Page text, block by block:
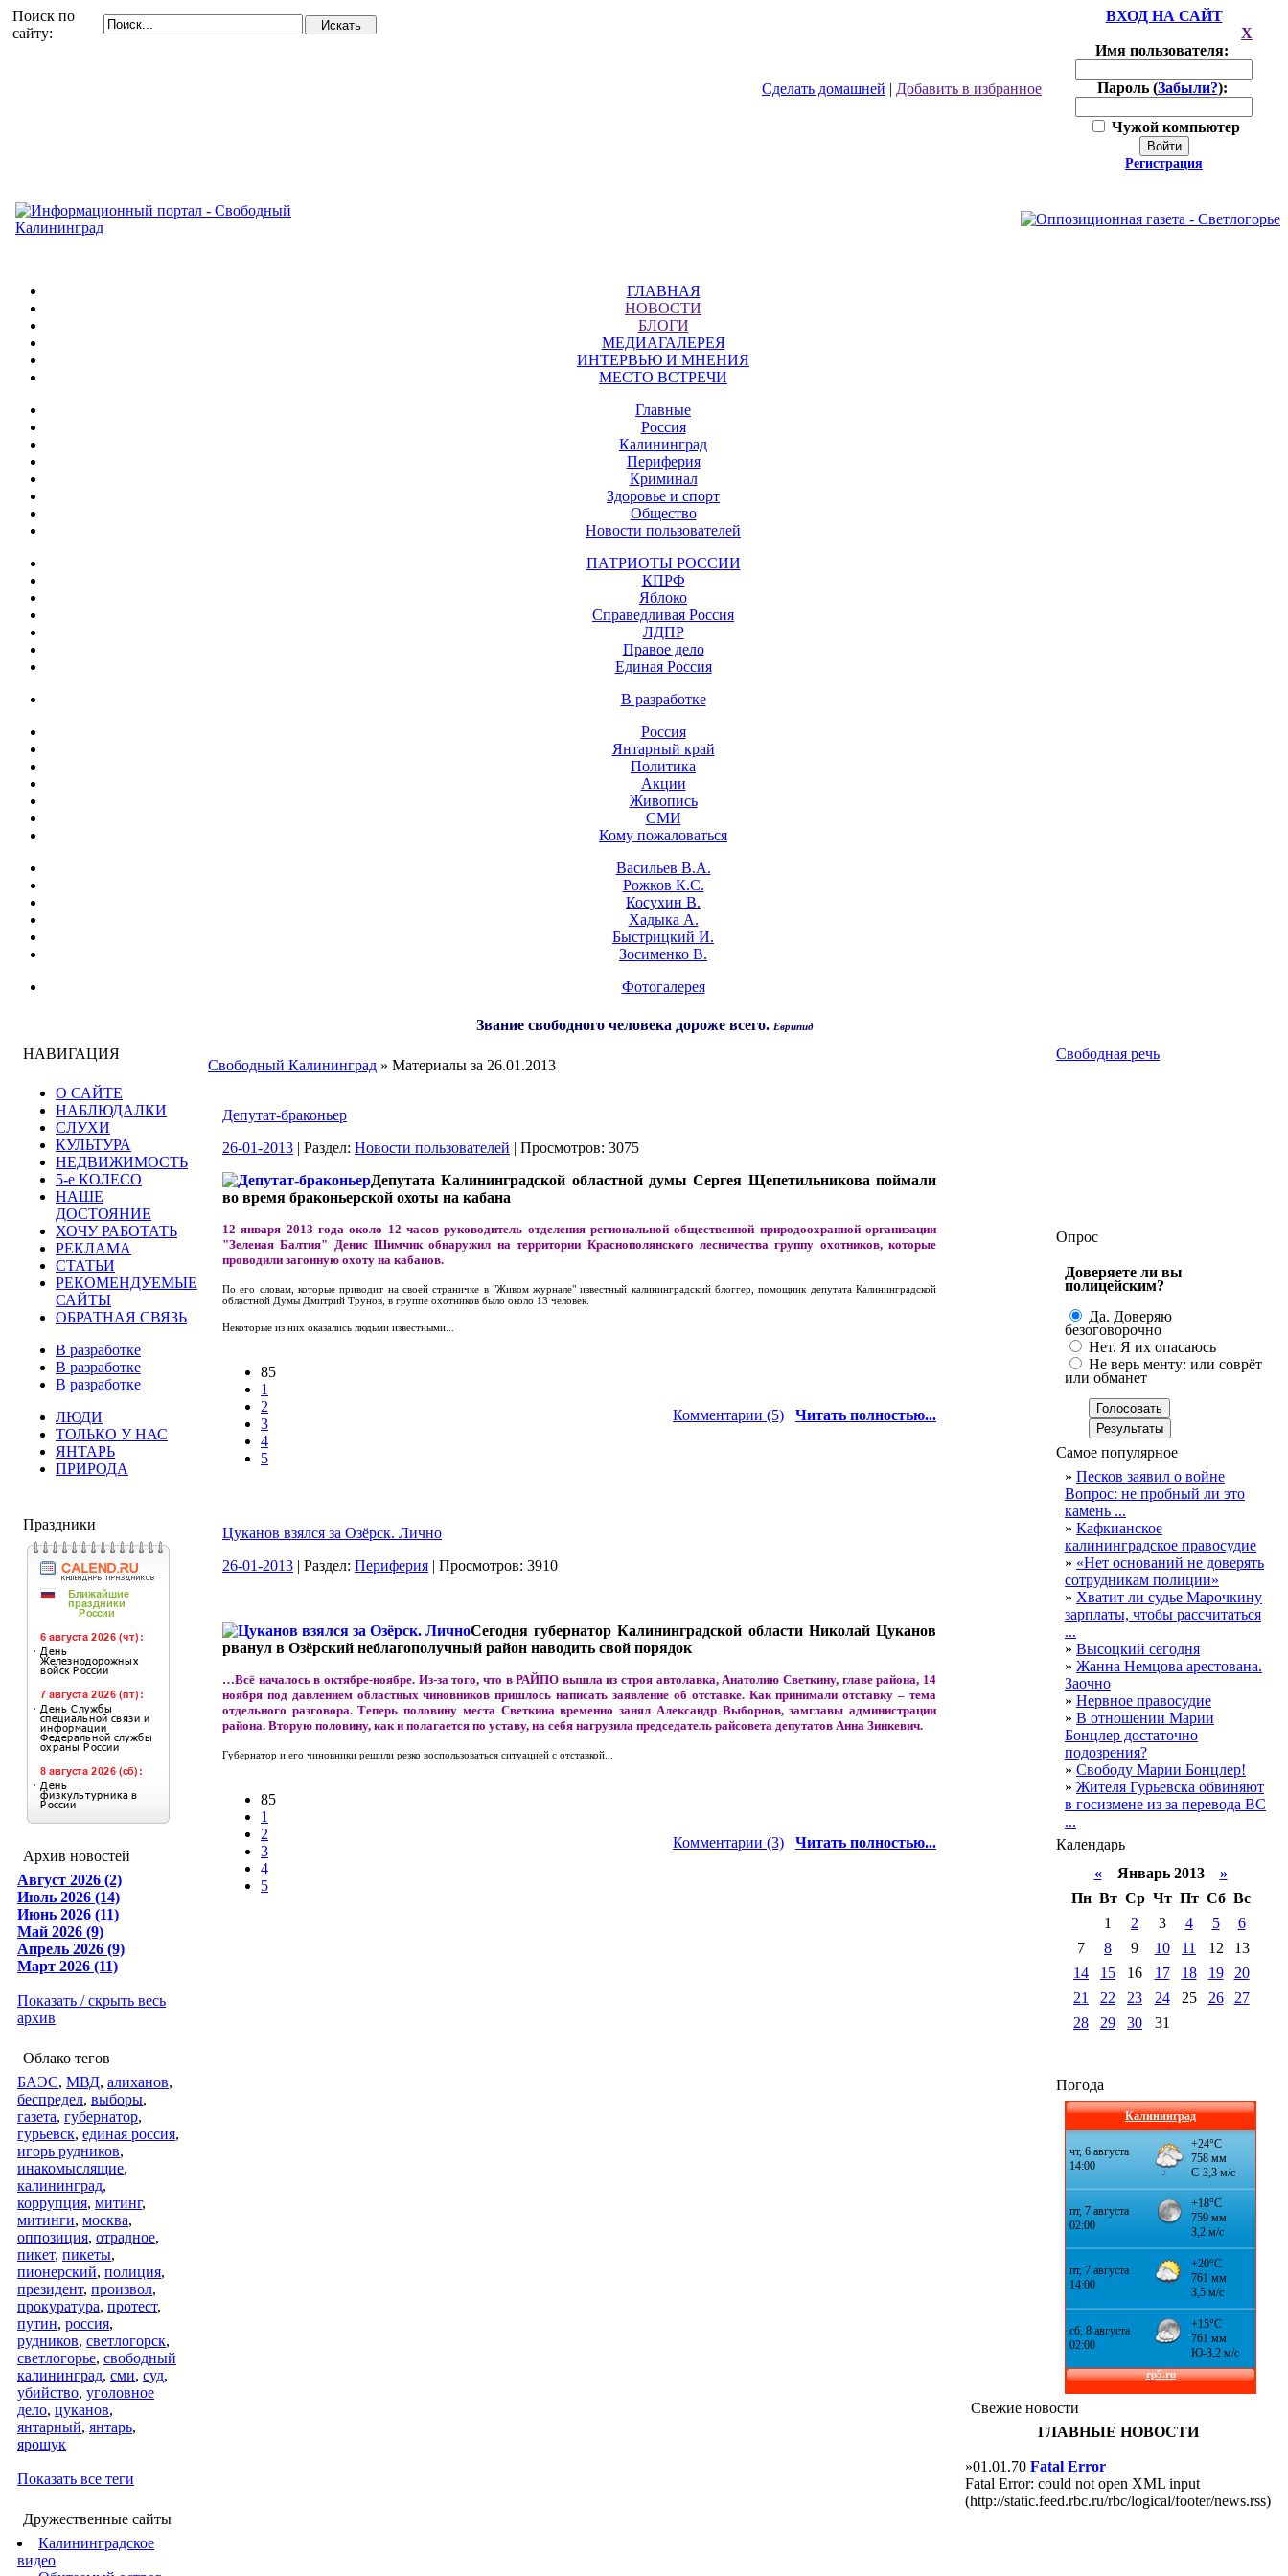
Поиск по
сайту:
Сделать домашней | Добавить в избранное
ВХОД НА САЙТ
X
Имя пользователя:
Пароль (Забыли?):
Чужой компьютер
Войти
Регистрация
ГЛАВНАЯ
НОВОСТИ
БЛОГИ
МЕДИАГАЛЕРЕЯ
ИНТЕРВЬЮ И МНЕНИЯ
МЕСТО ВСТРЕЧИ
Главные
Россия
Калининград
Периферия
Криминал
Здоровье и спорт
Общество
Новости пользователей
ПАТРИОТЫ РОССИИ
КПРФ
Яблоко
Справедливая Россия
ЛДПР
Правое дело
Единая Россия
В разработке
Россия
Янтарный край
Политика
Акции
Живопись
СМИ
Кому пожаловаться
Васильев В.А.
Рожков К.С.
Косухин В.
Хадыка А.
Быстрицкий И.
Зосименко В.
Фотогалерея
Звание свободного человека дороже всего. Еврипид
НАВИГАЦИЯ
О САЙТЕ
НАБЛЮДАЛКИ
СЛУХИ
КУЛЬТУРА
НЕДВИЖИМОСТЬ
5-е КОЛЕСО
НАШЕ
ДОСТОЯНИЕ
ХОЧУ РАБОТАТЬ
РЕКЛАМА
СТАТЬИ
РЕКОМЕНДУЕМЫЕ
САЙТЫ
ОБРАТНАЯ СВЯЗЬ
В разработке
В разработке
В разработке
ЛЮДИ
ТОЛЬКО У НАС
ЯНТАРЬ
ПРИРОДА
Праздники
Архив новостей
Август 2026 (2)
Июль 2026 (14)
Июнь 2026 (11)
Май 2026 (9)
Апрель 2026 (9)
Март 2026 (11)
Показать / скрыть весь
архив
Облако тегов
БАЭС, МВД, алиханов,
беспредел, выборы,
газета, губернатор,
гурьевск, единая россия,
игорь рудников,
инакомыслящие,
калининград,
коррупция, митинг,
митинги, москва,
оппозиция, отрадное,
пикет, пикеты,
пионерский, полиция,
президент, произвол,
прокуратура, протест,
путин, россия,
рудников, светлогорск,
светлогорье, свободный
калининград, сми, суд,
убийство, уголовное
дело, цуканов,
янтарный, янтарь,
ярошук
Показать все теги
Дружественные сайты
Калининградское
видео
Свободный Калининград » Материалы за 26.01.2013
Депутат-браконьер
26-01-2013 | Раздел: Новости пользователей | Просмотров: 3075
Депутата Калининградской областной думы Сергея Щепетильникова поймали
во время браконьерской охоты на кабана
12 января 2013 года около 12 часов руководитель отделения региональной общественной природоохранной организации
"Зеленая Балтия" Денис Шимчик обнаружил на территории Краснополянского лесничества группу охотников, которые
проводили загонную охоту на кабанов.
По его словам, которые приводит на своей страничке в "Живом журнале" известный калининградский блоггер, помощник депутата Калининградской
областной Думы Дмитрий Трунов, в группе охотников было около 13 человек.
Некоторые из них оказались людьми известными...
85
1
2
3
4
5
Комментарии (5) Читать полностью...
Цуканов взялся за Озёрск. Лично
26-01-2013 | Раздел: Периферия | Просмотров: 3910
Сегодня губернатор Калининградской области Николай Цуканов
рванул в Озёрский неблагополучный район наводить свой порядок
…Всё началось в октябре-ноябре. Из-за того, что в РАЙПО вышла из строя автолавка, Анатолию Светкину, главе района, 14
ноября под давлением областных чиновников пришлось написать заявление об отставке. Как принимали отставку – тема
отдельного разговора. Теперь половину места Светкина временно занял Александр Выборнов, замглавы администрации
района. Вторую половину, как и полагается по уставу, на себя нагрузила председатель райсовета депутатов Анна Зинкевич.
Губернатор и его чиновники решили резко воспользоваться ситуацией с отставкой...
85
1
2
3
4
5
Комментарии (3) Читать полностью...
Свободная речь
Опрос
Доверяете ли вы
полицейским?
Да. Доверяю
безоговорочно
Нет. Я их опасаюсь
Не верь менту: или соврёт
или обманет
Самое популярное
» Песков заявил о войне
Вопрос: не пробный ли это
камень ...
» Кафкианское
калининградское правосудие
» «Нет оснований не доверять
сотрудникам полиции»
» Хватит ли судье Марочкину
зарплаты, чтобы рассчитаться
...
» Высоцкий сегодня
» Жанна Немцова арестована.
Заочно
» Нервное правосудие
» В отношении Марии
Бонцлер достаточно
подозрения?
» Свободу Марии Бонцлер!
» Жителя Гурьевска обвиняют
в госизмене из за перевода ВС
...
Календарь
«Январь 2013 »
Пн Вт Ср Чт Пт Сб Вс
1
2 3 4 5
6
7
8 9 10 11 12
13
14
15 16 17 18 19
20
21
22 23 24 25 26
27
28
29 30 31
Погода
Калининград
Свежие новости
ГЛАВНЫЕ НОВОСТИ
»01.01.70 Fatal Error
Fatal Error: could not open XML input
(http://static.feed.rbc.ru/rbc/logical/footer/news.rss)